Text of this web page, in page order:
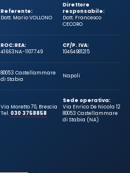
Referente:
Dott. Mario VOLLONO
Direttore
responsabile:
Dott. Francesco
CECORO
ROC:
41663
REA:
NA-1107749
CF/P. IVA:
10464981215
80053 Castellammare
di Stabia
Napoli
Via Moretto 70, Brescia
Tel.030 3758858
Sede operativa:
Via Enrico De Nicola 12
80053 Castellammare
di Stabia (NA)